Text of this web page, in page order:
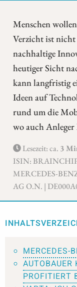
Menschen
Verzicht ist nicht
nachhaltige
heutiger Sicht
kann langfristig
Ideen auf
rund um die
wo auch
Lesezeit: ca. 3
ISIN:
MERCEDES-
AG O.N. |
MERCEDES-
PROFITIERT